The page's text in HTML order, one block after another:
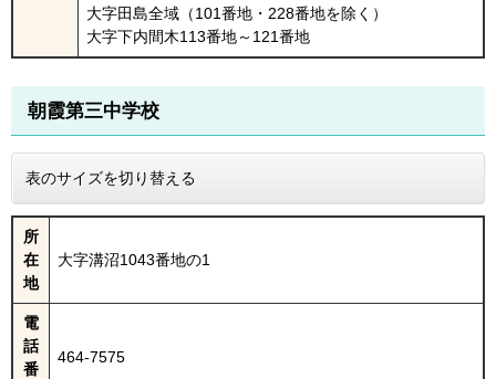
大字田島全域（101番地・228番地を除く）
大字下内間木113番地～121番地
朝霞第三中学校
表のサイズを切り替える
所
在
地
大字溝沼1043番地の1
電
話
番
464-7575